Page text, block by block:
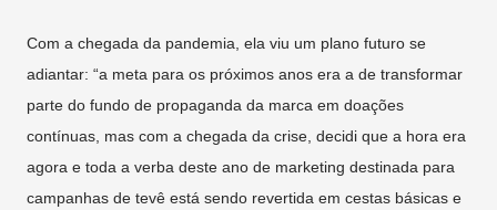
Com a chegada da pandemia, ela viu um plano futuro se
adiantar: “a meta para os próximos anos era a de transformar
parte do fundo de propaganda da marca em doações
contínuas, mas com a chegada da crise, decidi que a hora era
agora e toda a verba deste ano de marketing destinada para
campanhas de tevê está sendo revertida em cestas básicas e